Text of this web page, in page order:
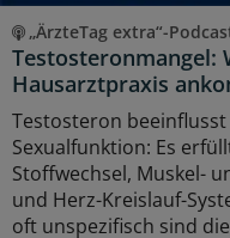
„ÄrzteTag extra“-
Testosteronmangel:
Hausarztpraxis
Testosteron
Sexualfunktion: Es
Stoffwechsel, Muskel-
und Herz-Kreislauf-
oft unspezifisch sind